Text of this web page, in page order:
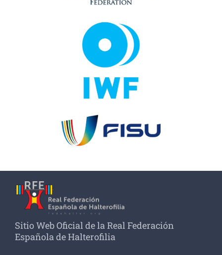
Sitio Web Oficial de la Real Federación
Española de Halterofilia